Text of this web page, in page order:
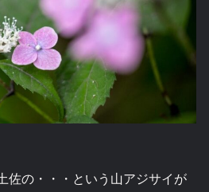
佐の・・・という山アジサイが